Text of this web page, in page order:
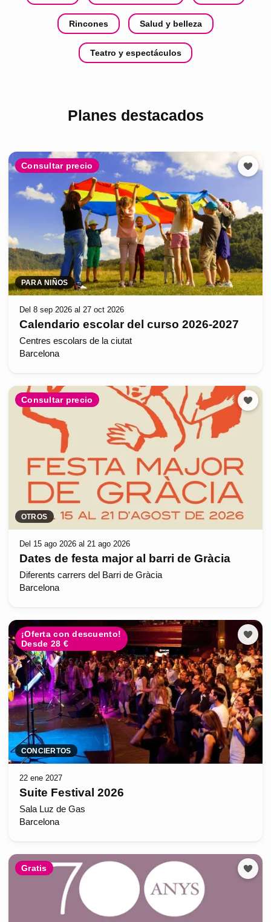
Rincones Salud y belleza
Teatro y espectáculos
Planes destacados
Consultar precio
PARA NIÑOS
Del 8 sep 2026 al 27 oct 2026
Calendario escolar del curso 2026-2027
Centres escolars de la ciutat
Barcelona
Consultar precio
OTROS
Del 15 ago 2026 al 21 ago 2026
Dates de festa major al barri de Gràcia
Diferents carrers del Barri de Gràcia
Barcelona
¡Oferta con descuento!
Desde 28 €
CONCIERTOS
22 ene 2027
Suite Festival 2026
Sala Luz de Gas
Barcelona
Gratis